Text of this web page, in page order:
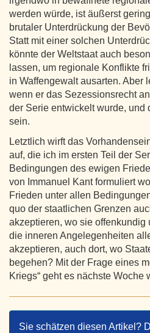
werden würde, ist äußerst
brutaler Unterdrückung der
Statt mit einer solchen
könnte der Weltstaat auch
lassen, um regionale Konflikte
in Waffengewalt ausarten. Aber
wenn er das Sezessionsrecht
der Serie entwickelt wurde, und
sein.
Letztlich wirft das
auf, die ich im ersten Teil der
Bedingungen des ewigen
von Immanuel Kant formuliert
Frieden unter allen
quo der staatlichen Grenzen
akzeptieren, wo sie
die inneren Angelegenheiten
akzeptieren, auch dort, wo
begehen? Mit der Frage eines
Kriegs“ geht es nächste Woche
Sie schätzen diesen Artikel?